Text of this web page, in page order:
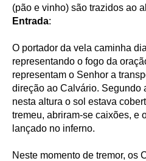
(pão e vinho) são trazidos ao
Entrada:
O portador da vela caminha
representando o fogo da
representam o Senhor a
direção ao Calvário. Segundo
nesta altura o sol estava
tremeu, abriram-se caixões, e
lançado no inferno.
Neste momento de tremor, os